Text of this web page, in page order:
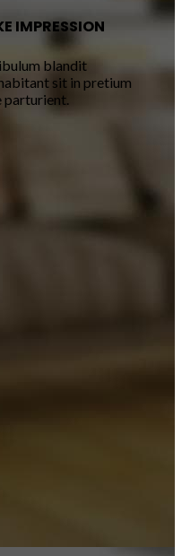
IMPRESSION
blandit
sit in pretium
parturient.